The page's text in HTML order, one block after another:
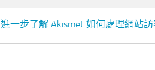
進一步了解 Akismet 如何處理網站